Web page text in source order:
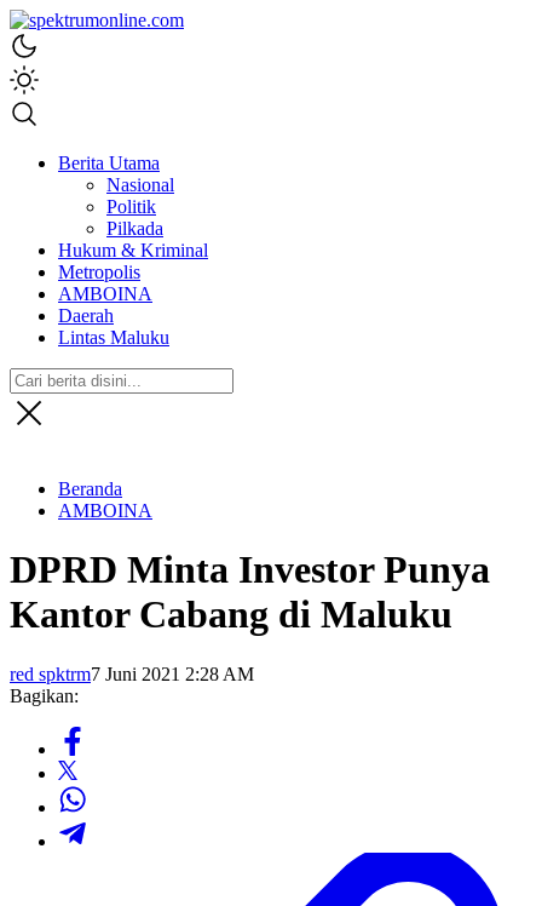
spektrumonline.com
Berita Utama
Nasional
Politik
Pilkada
Hukum & Kriminal
Metropolis
AMBOINA
Daerah
Lintas Maluku
Beranda
AMBOINA
DPRD Minta Investor Punya
Kantor Cabang di Maluku
red spktrm7 Juni 2021 2:28 AM
Bagikan: